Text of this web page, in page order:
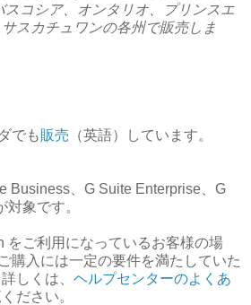
スコシア、オンタリオ、プリンスエ
スカチュワンの各州で販売しま
でも販売 （英語）しています。
Business、G Suite Enterprise、G
象です。
をご利用になっているお客様の場
購入には一定の要件を満たしていた
しくは、 ヘルプセンターのよくあ
ださい。